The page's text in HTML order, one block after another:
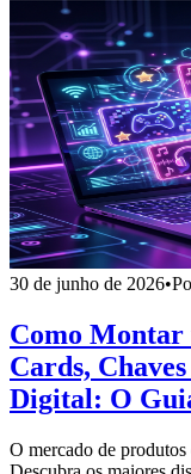
30 de junho de 2026•
Como Montar
Cards,
Digital: O
O mercado de